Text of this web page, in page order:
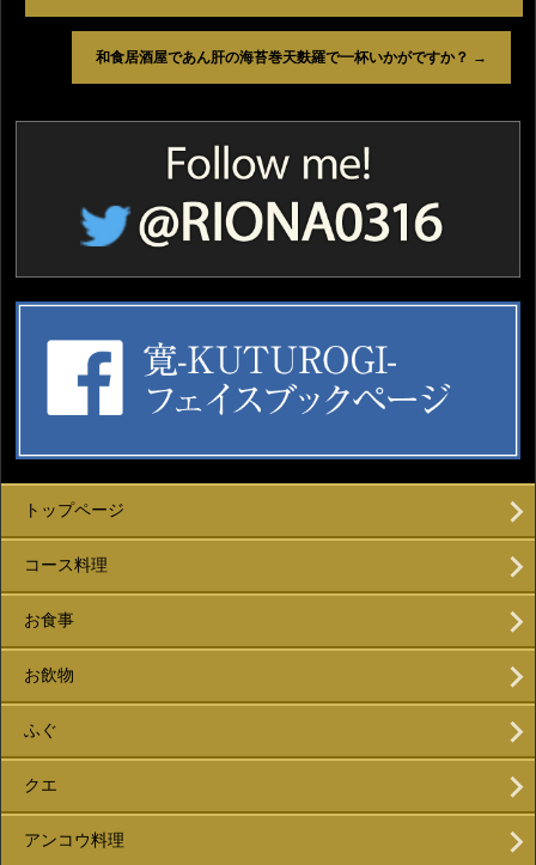
和食居酒屋であん肝の海苔巻天麩羅で一杯いかがですか？ →
トップページ
コース料理
お食事
お飲物
ふぐ
クエ
アンコウ料理